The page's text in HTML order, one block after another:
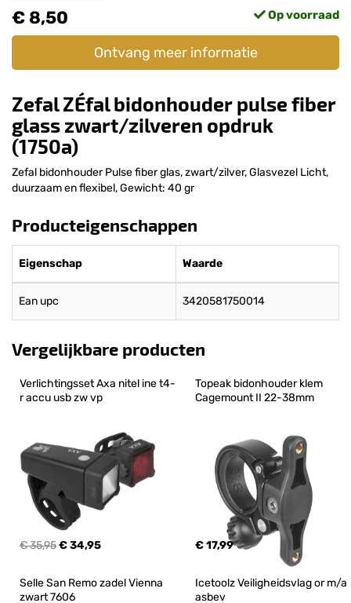
€ 8,50 Op voorraad
Ontvang meer informatie
Zefal ZÉfal bidonhouder pulse fiber
glass zwart/zilveren opdruk
(1750a)
Zefal bidonhouder Pulse fiber glas, zwart/zilver, Glasvezel Licht,
duurzaam en flexibel, Gewicht: 40 gr
Producteigenschappen
Eigenschap Waarde
Ean upc 3420581750014
Vergelijkbare producten
Verlichtingsset Axa nitel ine t4-
r accu usb zw vp
€ 35,95€ 34,95
Topeak bidonhouder klem
Cagemount II 22-38mm
€ 17,99
Selle San Remo zadel Vienna
zwart 7606
Icetoolz Veiligheidsvlag or m/a
asbev